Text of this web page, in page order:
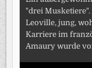
"drei
Leoville, jung,
Karriere im
Amaury wurde